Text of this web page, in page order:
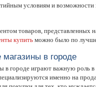
условиям и возможности
товаров, представленных
купить можно было по
в городе
в городе играют важную роль
именно на